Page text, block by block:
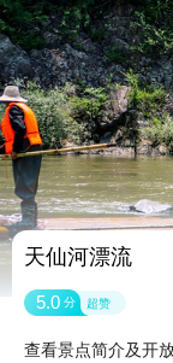
天仙河漂流
5.0 分 超赞
查看景点简介及开
